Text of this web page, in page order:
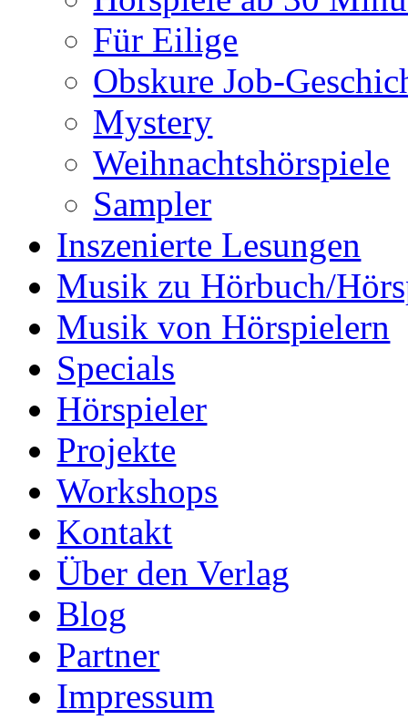
Für Eilige
Obskure Job-
Mystery
Weihnachtshörspiele
Sampler
Inszenierte Lesungen
Musik zu Hörbuch/
Musik von Hörspielern
Specials
Hörspieler
Projekte
Workshops
Kontakt
Über den Verlag
Blog
Partner
Impressum